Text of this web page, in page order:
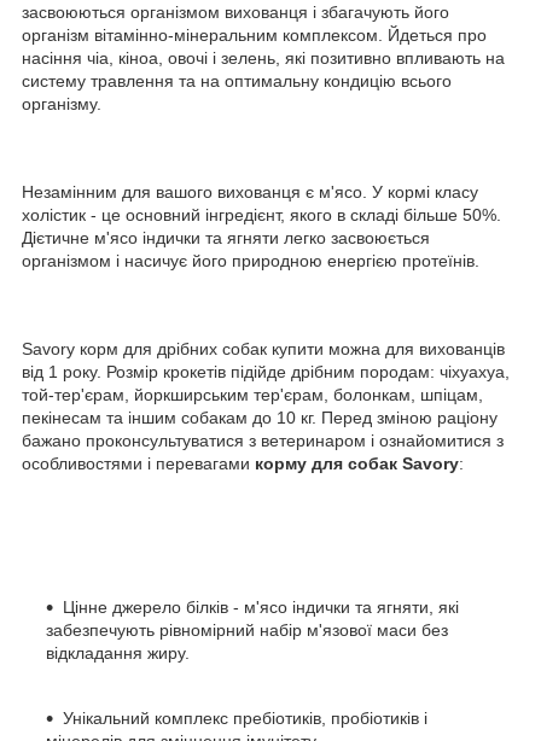
засвоюються організмом вихованця і збагачують його
організм вітамінно-мінеральним комплексом. Йдеться про
насіння чіа, кіноа, овочі і зелень, які позитивно впливають на
систему травлення та на оптимальну кондицію всього
організму.
Незамінним для вашого вихованця є м'ясо. У кормі класу
холістик - це основний інгредієнт, якого в складі більше 50%.
Дієтичне м'ясо індички та ягняти легко засвоюється
організмом і насичує його природною енергією протеїнів.
Savory корм для дрібних собак купити можна для вихованців
від 1 року. Розмір крокетів підійде дрібним породам: чіхуахуа,
той-тер'єрам, йоркширським тер'єрам, болонкам, шпіцам,
пекінесам та іншим собакам до 10 кг. Перед зміною раціону
бажано проконсультуватися з ветеринаром і ознайомитися з
особливостями і перевагами корму для собак Savory:
Цінне джерело білків - м'ясо індички та ягняти, які
забезпечують рівномірний набір м'язової маси без
відкладання жиру.
Унікальний комплекс пребіотиків, пробіотиків і